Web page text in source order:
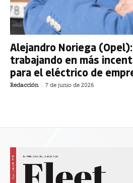
Alejandro Noriega
trabajando en más
para el eléctrico de
Redacción - 7 de junio de 2026